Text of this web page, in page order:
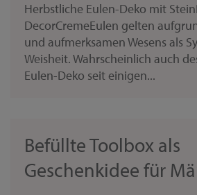
Herbstliche Eulen-Deko mit
DecorCremeEulen gelten
und aufmerksamen Wesens als
Weisheit. Wahrscheinlich auch
Eulen-Deko seit einigen...
Befüllte Toolbox als
Geschenkidee für